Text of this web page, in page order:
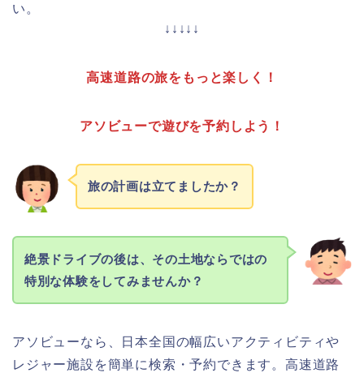
い。
↓↓↓↓↓
高速道路の旅をもっと楽しく！
アソビューで遊びを予約しよう！
旅の計画は立てましたか？
絶景ドライブの後は、その土地ならではの
特別な体験をしてみませんか？
アソビューなら、日本全国の幅広いアクティビティや
レジャー施設を簡単に検索・予約できます。高速道路